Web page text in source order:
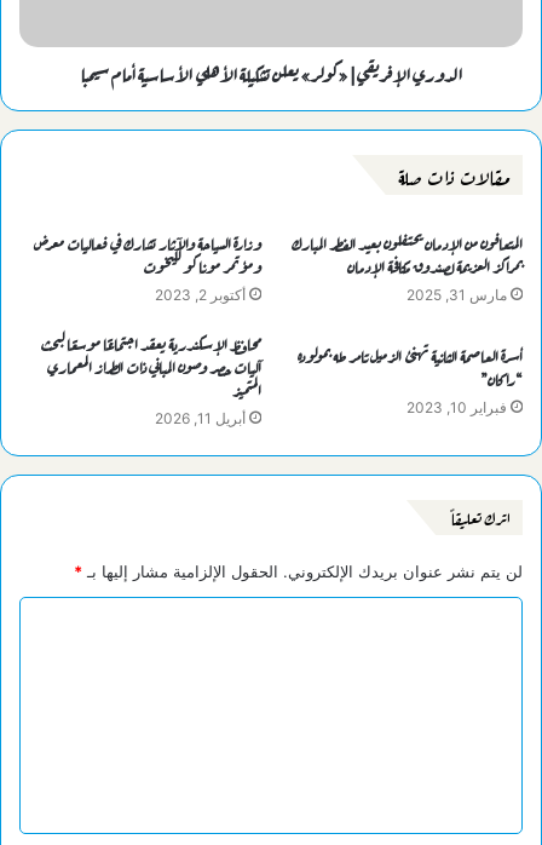
الدوري الإفريقي| «كولر» يعلن تشكيلة الأهلي الأساسية أمام سيمبا
مقالات ذات صلة
المتعافون من الإدمان يحتفلون بعيد الفطر المبارك
بمراكز العزيمة لصندوق مكافحة الإدمان
مارس 31, 2025
وزارة السياحة والآثار تشارك في فعاليات معرض
ومؤتمر موناكو لليخوت
أكتوبر 2, 2023
أسرة العاصمة الثانية تهنئ الزميل تامر طه بمولوده
“راكان”
فبراير 10, 2023
محافظ الإسكندرية يعقد اجتماعًا موسعًا لبحث
آليات حصر وصون المباني ذات الطراز المعماري
المتميز
أبريل 11, 2026
اترك تعليقاً
لن يتم نشر عنوان بريدك الإلكتروني. الحقول الإلزامية مشار إليها بـ *
ق